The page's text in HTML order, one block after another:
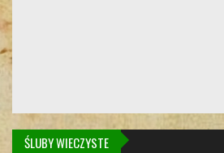
ŚLUBY WIECZYSTE